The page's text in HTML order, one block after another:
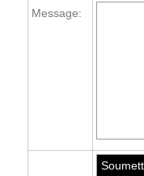
Message: